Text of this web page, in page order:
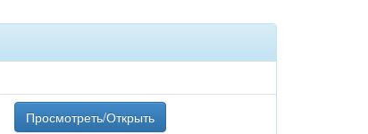
Просмотреть/Открыть